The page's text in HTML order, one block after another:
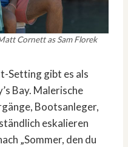
Cornett as Sam Florek
Setting gibt es als
Bay. Malerische
Bootsanleger,
eskalieren
„Sommer, den du